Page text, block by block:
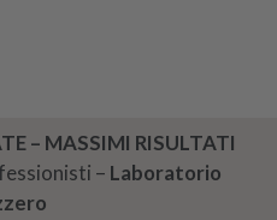
– MASSIMI RISULTATI
– Laboratorio